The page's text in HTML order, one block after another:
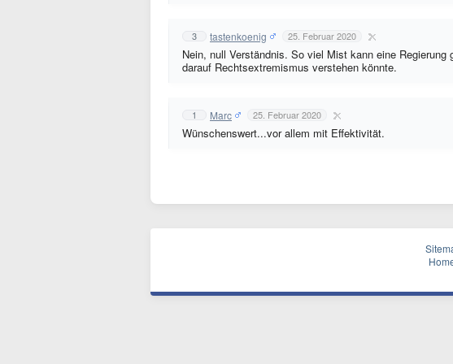
3 tastenkoenig 25. Februar 2020
Nein, null Verständnis. So viel Mist kann eine
darauf Rechtsextremismus verstehen könnte.
1 Marc 25. Februar 2020
Wünschenswert...vor allem mit Effektivität.